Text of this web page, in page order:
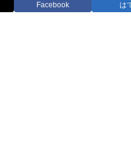
Facebook は